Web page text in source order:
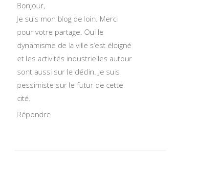
Bonjour,
Je suis mon blog de loin. Merci
pour votre partage. Oui le
dynamisme de la ville s’est éloigné
et les activités industrielles autour
sont aussi sur le déclin. Je suis
pessimiste sur le futur de cette
cité.
Répondre